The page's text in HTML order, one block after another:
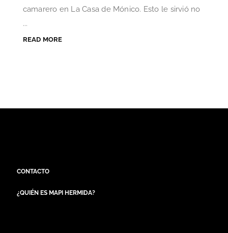
camarero en La Casa de Mónico. Esto le sirvió no
...
READ MORE
CONTACTO
¿QUIÉN ES MAPI HERMIDA?